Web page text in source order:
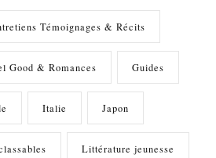
Témoignages & Récits
Good & Romances Guides
Italie Japon
Littérature jeunesse